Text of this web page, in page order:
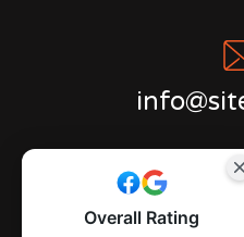
Overall Rating